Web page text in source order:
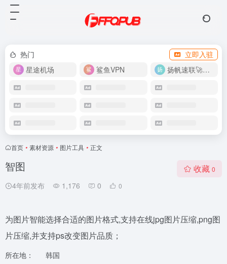
热门
立即入驻
星途机场
鲨鱼VPN 扬帆速联🚀很快
首页 • 素材资源 • 图片工具 • 正文
智图
4年前发布 1,176 0 0
收藏 0
为图片智能选择合适的图片格式,支持在线jpg图片压缩,png图
片压缩,并支持ps改变图片品质；
所在地：
韩国